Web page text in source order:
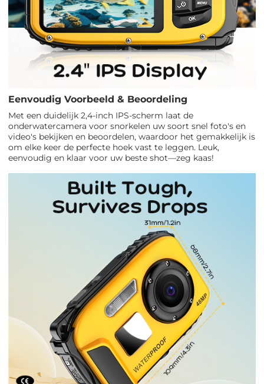
Eenvoudig Voorbeeld & Beoordeling
Met een duidelijk 2,4-inch IPS-scherm laat de
onderwatercamera voor snorkelen uw soort snel foto's en
video's bekijken en beoordelen, waardoor het gemakkelijk is
om elke keer de perfecte hoek vast te leggen. Leuk,
eenvoudig en klaar voor uw beste shot—zeg kaas!